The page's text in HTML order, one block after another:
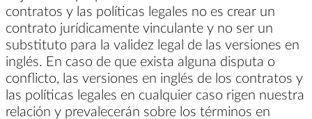
contratos y las políticas legales no es crear un
contrato jurídicamente vinculante y no ser un
substituto para la validez legal de las versiones en
inglés. En caso de que exista alguna disputa o
conflicto, las versiones en inglés de los contratos y
las políticas legales en cualquier caso rigen nuestra
relación y prevalecerán sobre los términos en